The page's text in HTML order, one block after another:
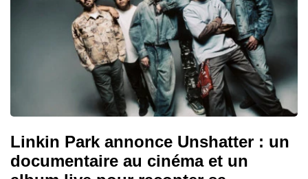
Linkin Park annonce Unshatter : un
documentaire au cinéma et un